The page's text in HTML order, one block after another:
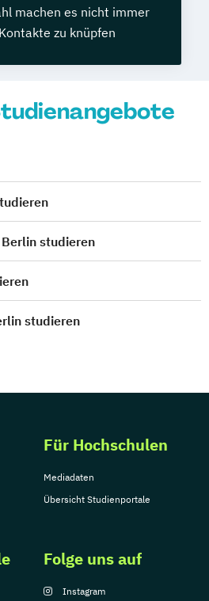
machen es nicht immer
zu knüpfen
studieren
studieren
Für Hochschulen
Mediadaten
Übersicht Studienportale
Folge uns auf
Instagram